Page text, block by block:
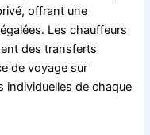
offrant une
Les chauffeurs
des transferts
de voyage sur
individuelles de chaque